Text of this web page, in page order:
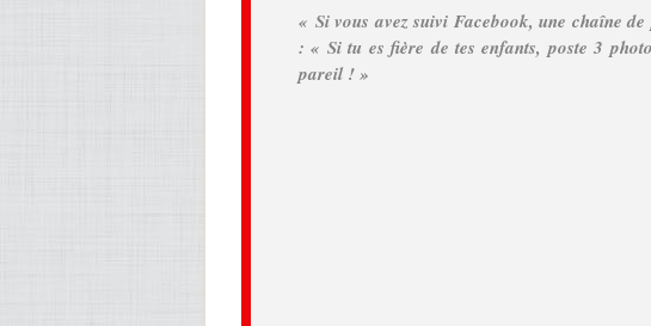
« Si vous avez suivi Facebook, une chaîne
: « Si tu es fière de tes enfants, poste 3
pareil ! »